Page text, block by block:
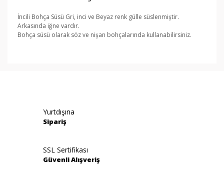
İncili Bohça Süsü Gri, inci ve Beyaz renk gülle süslenmiştir.
Arkasında iğne vardır.
Bohça süsü olarak söz ve nişan bohçalarında kullanabilirsiniz.
Ürün resmi kalitesiz, bozuk veya görüntülenemiyor.
Ürün bilgilerinde hatalar bulunuyor.
Ürün fiyatı diğer sitelerden daha pahalı.
Yurtdışına
Sipariş
SSL Sertifikası
Güvenli Alışveriş